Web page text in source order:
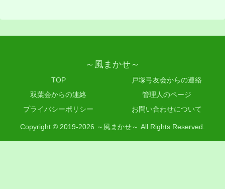
～風まかせ～
TOP
戸塚弓友会からの連絡
双葉会からの連絡
管理人のページ
プライバシーポリシー
お問い合わせについて
Copyright © 2019-2026 ～風まかせ～ All Rights Reserved.